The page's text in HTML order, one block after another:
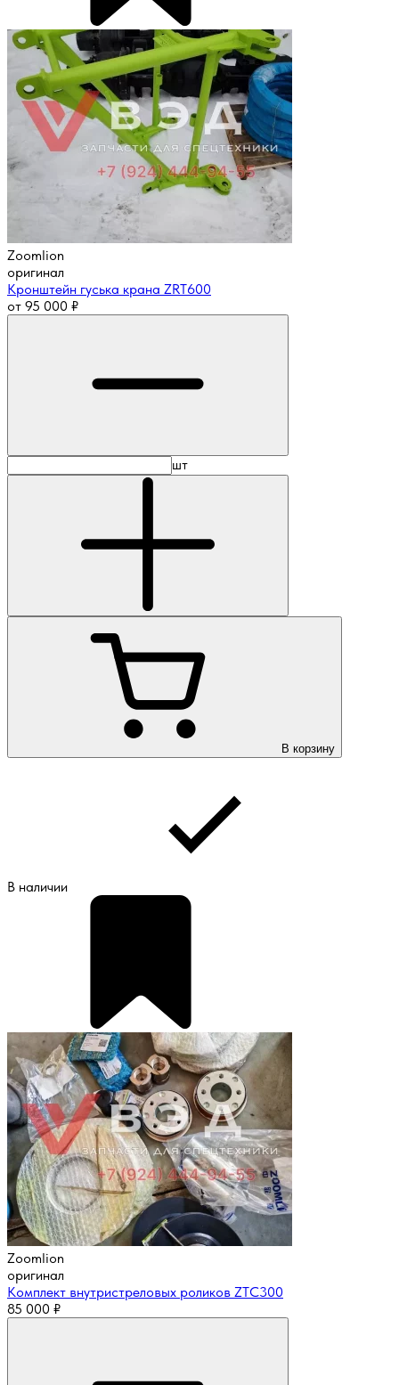
Zoomlion
оригинал
Кронштейн гуська крана ZRT600
от 95 000 ₽
шт
В корзину
В наличии
Zoomlion
оригинал
Комплект внутристреловых роликов ZTC300
85 000 ₽